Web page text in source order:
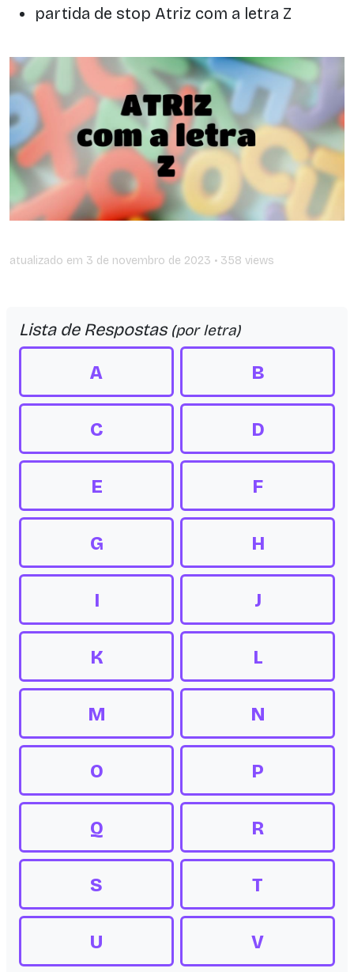
partida de stop Atriz com a letra Z
atualizado em 3 de novembro de 2023 • 358 views
Lista de Respostas (por letra)
A B
C D
E F
G H
I J
K L
M N
O P
Q R
S T
U V